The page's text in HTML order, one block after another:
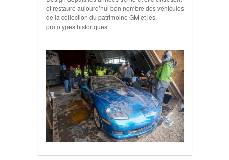
et restaure aujourd’hui bon nombre des véhicules
de la collection du patrimoine GM et les
prototypes historiques.